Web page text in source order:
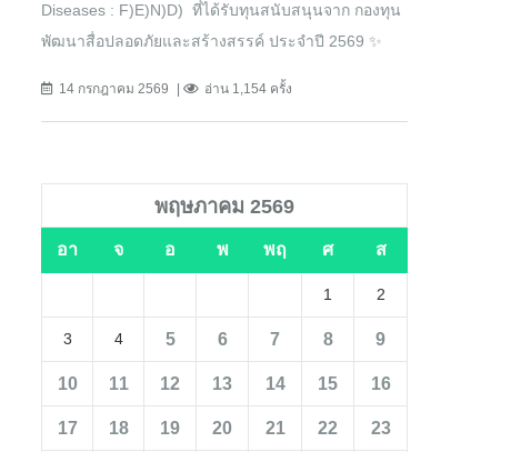
Diseases : F)E)N)D) ที่ได้รับทุนสนับสนุนจาก กองทุน
พัฒนาสื่อปลอดภัยและสร้างสรรค์ ประจำปี 2569 ✨
14 กรกฎาคม 2569 อ่าน 1,154 ครั้ง
พฤษภาคม 2569
อา จ อ พ พฤ ศ ส
1 2
3 4 5 6 7 8 9
10 11 12 13 14 15 16
17 18 19 20 21 22 23